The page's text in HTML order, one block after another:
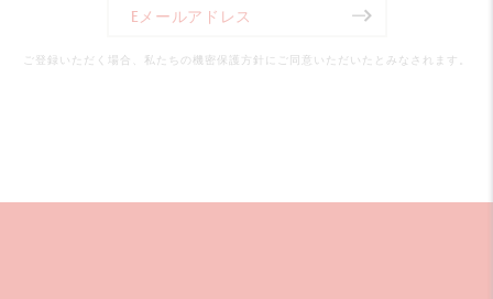
り。
ご登録いただく場合、私たちの機密保護方針にご同意いただいたとみなされます。